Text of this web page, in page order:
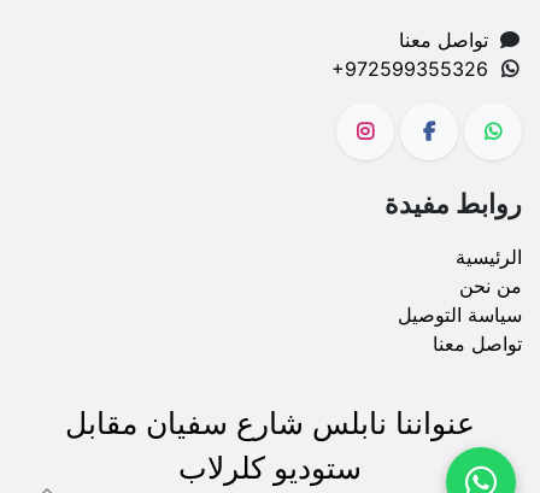
تواصل معنا
+972599355326
روابط مفيدة
الرئيسية
من نحن
سياسة التوصيل
تواصل معنا
عنواننا نابلس شارع سفيان مقابل
ستوديو كلرلاب